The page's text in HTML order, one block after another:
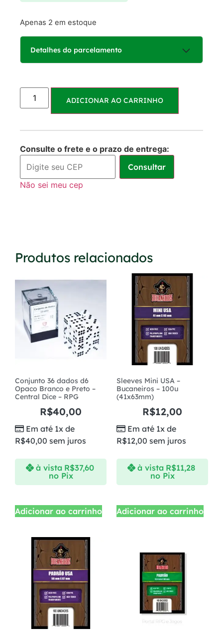
Apenas 2 em estoque
Detalhes do parcelamento
1x de R$100,00
sem juros
R$100,00
sem juros
ADICIONAR AO CARRINHO
Consulte o frete e o prazo de entrega:
Consultar
Não sei meu cep
Produtos relacionados
Conjunto 36 dados d6
Opaco Branco e Preto –
Central Dice – RPG
R$40,00
Em até 1x de
R$40,00 sem juros
à vista R$37,60
no Pix
Adicionar ao carrinho
Sleeves Mini USA –
Bucaneiros – 100u
(41x63mm)
R$12,00
Em até 1x de
R$12,00 sem juros
à vista R$11,28
no Pix
Adicionar ao carrinho